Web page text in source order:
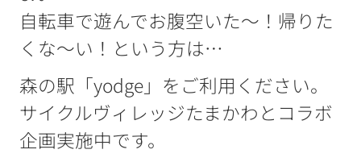
自転車で遊んでお腹空いた～！帰りた
くな～い！という方は…
森の駅「yodge」をご利用ください。
サイクルヴィレッジたまかわとコラボ
企画実施中です。